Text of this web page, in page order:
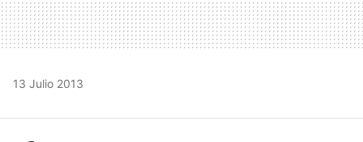
13 Julio 2013